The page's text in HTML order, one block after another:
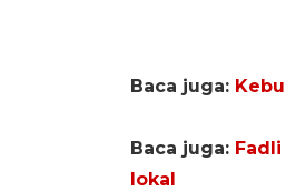
Baca juga:
Baca juga:
lokal